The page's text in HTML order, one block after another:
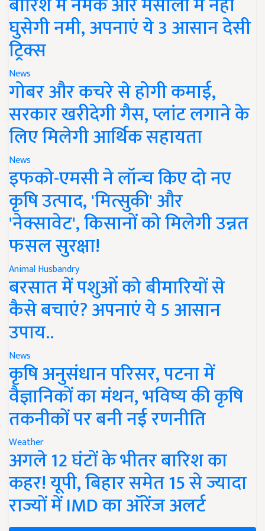
घुसेगी नमी, अपनाएं ये 3 आसान देसी
ट्रिक्स
News
गोबर और कचरे से होगी कमाई,
सरकार खरीदेगी गैस, प्लांट लगाने के
लिए मिलेगी आर्थिक सहायता
News
इफको-एमसी ने लॉन्च किए दो नए
कृषि उत्पाद, 'मित्सुकी' और
'नेक्सावेट', किसानों को मिलेगी उन्नत
फसल सुरक्षा!
Animal Husbandry
बरसात में पशुओं को बीमारियों से
कैसे बचाएं? अपनाएं ये 5 आसान
उपाय..
News
कृषि अनुसंधान परिसर, पटना में
वैज्ञानिकों का मंथन, भविष्य की कृषि
तकनीकों पर बनी नई रणनीति
Weather
अगले 12 घंटों के भीतर बारिश का
कहर! यूपी, बिहार समेत 15 से ज्यादा
राज्यों में IMD का ऑरेंज अलर्ट